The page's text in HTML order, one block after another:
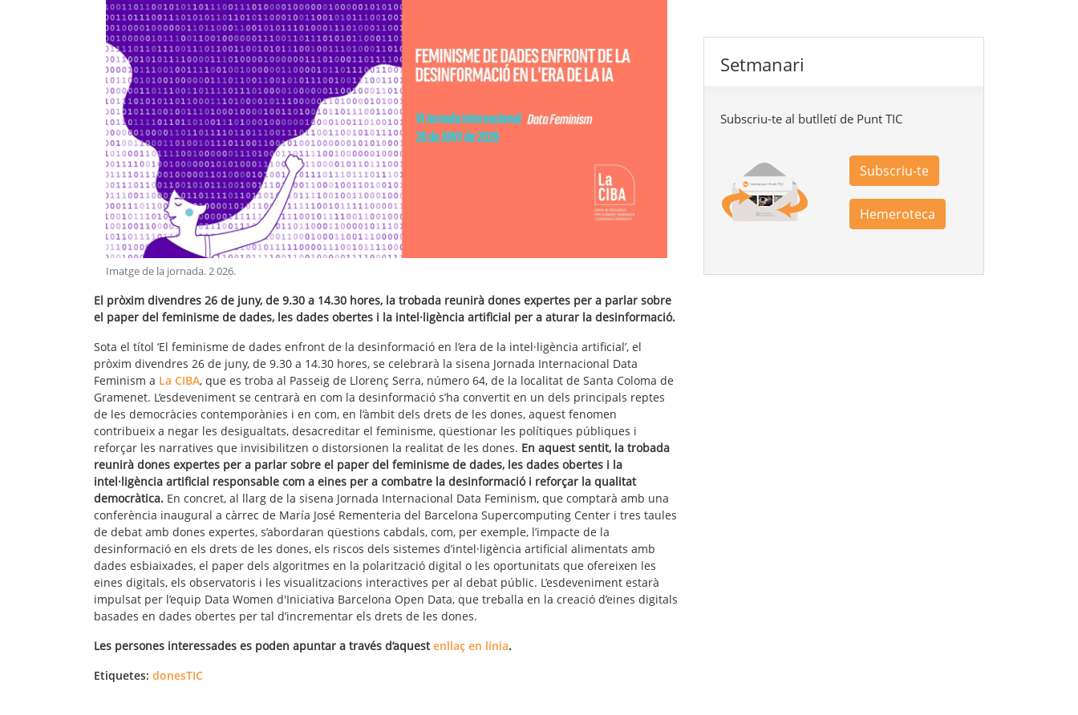
Imatge de la jornada.2 026.
El pròxim divendres 26 de juny, de 9.30 a 14.30 hores, la trobada reunirà dones expertes per a parlar sobre
el paper del feminisme de dades, les dades obertes i la intel·ligència artificial per a aturar la desinformació.
Sota el títol ‘El feminisme de dades enfront de la desinformació en l’era de la intel·ligència artificial’, el
pròxim divendres 26 de juny, de 9.30 a 14.30 hores, se celebrarà la sisena Jornada Internacional Data
Feminism a La CIBA, que es troba al Passeig de Llorenç Serra, número 64, de la localitat de Santa Coloma de
Gramenet. L’esdeveniment se centrarà en com la desinformació s’ha convertit en un dels principals reptes
de les democràcies contemporànies i en com, en l’àmbit dels drets de les dones, aquest fenomen
contribueix a negar les desigualtats, desacreditar el feminisme, qüestionar les polítiques públiques i
reforçar les narratives que invisibilitzen o distorsionen la realitat de les dones. En aquest sentit, la trobada
reunirà dones expertes per a parlar sobre el paper del feminisme de dades, les dades obertes i la
intel·ligència artificial responsable com a eines per a combatre la desinformació i reforçar la qualitat
democràtica. En concret, al llarg de la sisena Jornada Internacional Data Feminism, que comptarà amb una
conferència inaugural a càrrec de María José Rementeria del Barcelona Supercomputing Center i tres taules
de debat amb dones expertes, s’abordaran qüestions cabdals, com, per exemple, l’impacte de la
desinformació en els drets de les dones, els riscos dels sistemes d’intel·ligència artificial alimentats amb
dades esbiaixades, el paper dels algoritmes en la polarització digital o les oportunitats que ofereixen les
eines digitals, els observatoris i les visualitzacions interactives per al debat públic. L’esdeveniment estarà
impulsat per l’equip Data Women d'Iniciativa Barcelona Open Data, que treballa en la creació d’eines digitals
basades en dades obertes per tal d’incrementar els drets de les dones.
Les persones interessades es poden apuntar a través d’aquestenllaç en línia.
Etiquetes: donesTIC
Setmanari
Subscriu-te al butlletí de Punt TIC
Subscriu-te
Hemeroteca